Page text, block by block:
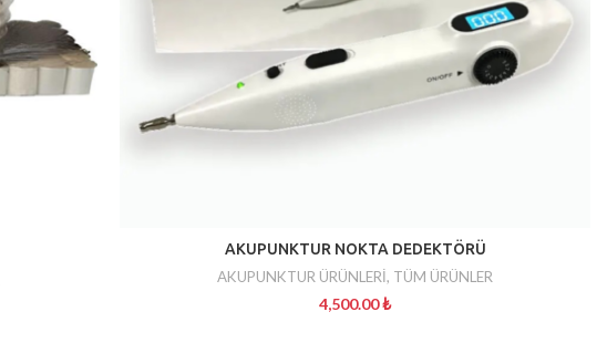
AKUPUNKTUR NOKTA DEDEKTÖRÜ
AKUPUNKTUR ÜRÜNLERİ, TÜM ÜRÜNLER
4,500.00₺